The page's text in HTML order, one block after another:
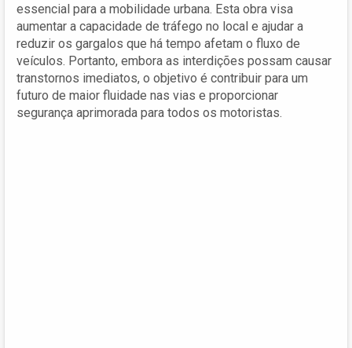
essencial para a mobilidade urbana. Esta obra visa
aumentar a capacidade de tráfego no local e ajudar a
reduzir os gargalos que há tempo afetam o fluxo de
veículos. Portanto, embora as interdições possam causar
transtornos imediatos, o objetivo é contribuir para um
futuro de maior fluidade nas vias e proporcionar
segurança aprimorada para todos os motoristas.